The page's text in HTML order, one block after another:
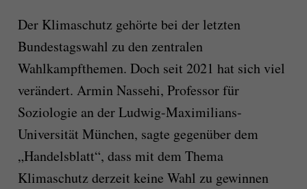
Der Klimaschutz gehörte bei der letzten
Bundestagswahl zu den zentralen
Wahlkampfthemen. Doch seit 2021 hat sich viel
verändert. Armin Nassehi, Professor für
Soziologie an der Ludwig-Maximilians-
Universität München, sagte gegenüber dem
„Handelsblatt“, dass mit dem Thema
Klimaschutz derzeit keine Wahl zu gewinnen